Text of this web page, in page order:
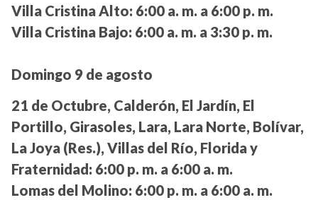
Villa Cristina Alto: 6:00 a. m. a 6:00 p. m.
Villa Cristina Bajo: 6:00 a. m. a 3:30 p. m.
Domingo 9 de agosto
21 de Octubre, Calderón, El Jardín, El
Portillo, Girasoles, Lara, Lara Norte, Bolívar,
La Joya (Res.), Villas del Río, Florida y
Fraternidad: 6:00 p. m. a 6:00 a. m.
Lomas del Molino: 6:00 p. m. a 6:00 a. m.